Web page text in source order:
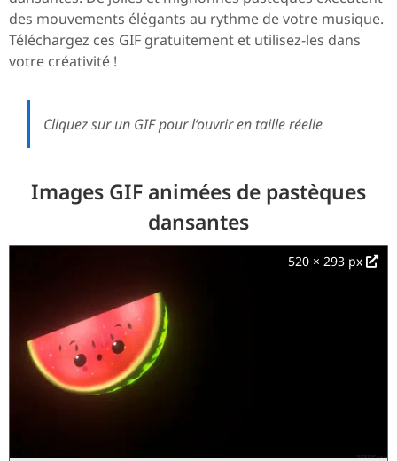
des mouvements élégants au rythme de votre musique.
Téléchargez ces GIF gratuitement et utilisez-les dans
votre créativité !
Cliquez sur un GIF pour l’ouvrir en taille réelle
Images GIF animées de pastèques
dansantes
520 × 293 px